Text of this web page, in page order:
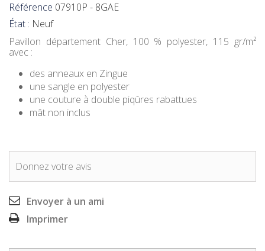
Référence 07910P - 8GAE
État : Neuf
Pavillon département Cher, 100 % polyester, 115 gr/m²
avec :
des anneaux en Zingue
une sangle en polyester
une couture à double piqûres rabattues
mât non inclus
Donnez votre avis
Envoyer à un ami
Imprimer